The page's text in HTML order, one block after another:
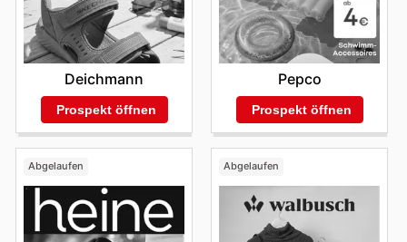
Deichmann
Prospekt öffnen
Pepco
Prospekt öffnen
Abgelaufen Abgelaufen